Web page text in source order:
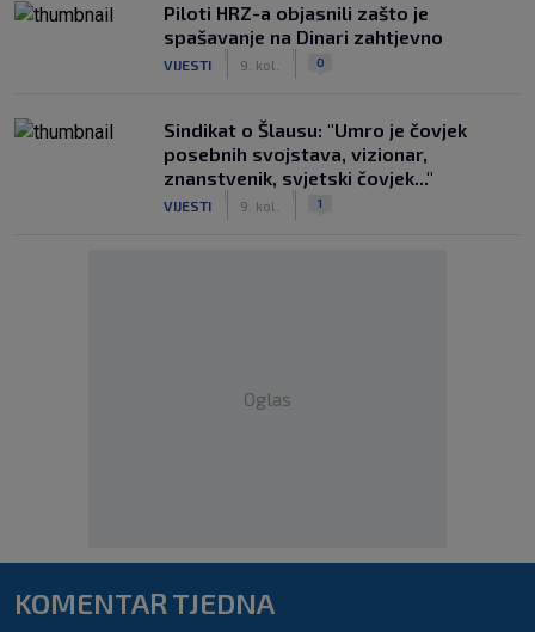
Piloti HRZ-a objasnili zašto je
spašavanje na Dinari zahtjevno
VIJESTI 9. kol. 0
Sindikat o Šlausu: "Umro je čovjek
posebnih svojstava, vizionar,
znanstvenik, svjetski čovjek..."
VIJESTI 9. kol. 1
Oglas
KOMENTAR TJEDNA